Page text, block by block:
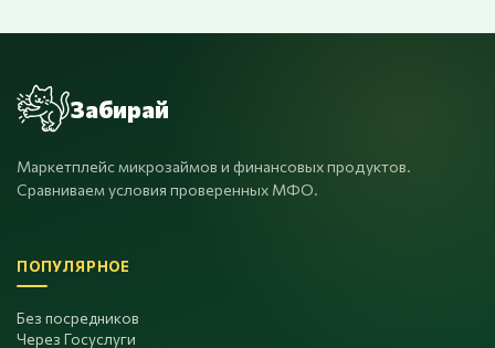
Забирай
Маркетплейс микрозаймов и финансовых продуктов.
Сравниваем условия проверенных МФО.
ПОПУЛЯРНОЕ
Без посредников
Через Госуслуги